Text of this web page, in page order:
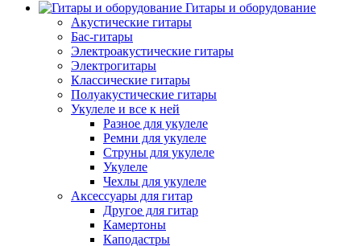
Гитары и оборудование
Акустические гитары
Бас-гитары
Электроакустические гитары
Электрогитары
Классические гитары
Полуакустические гитары
Укулеле и все к ней
Разное для укулеле
Ремни для укулеле
Струны для укулеле
Укулеле
Чехлы для укулеле
Аксессуары для гитар
Другое для гитар
Камертоны
Каподастры